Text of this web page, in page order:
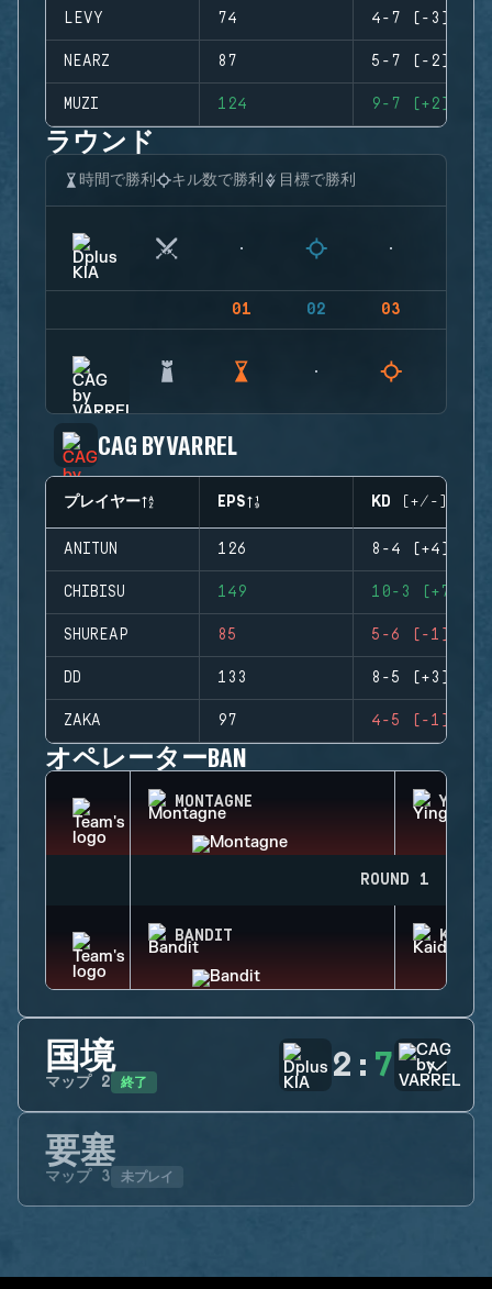
LEVY 74 4-7 (-3)
NEARZ 87 5-7 (-2)
MUZI 124 9-7 (+2)
ラウンド
時間で勝利 キル数で勝利 目標で勝利
01 02 03
CAG BY VARREL
プレイヤー EPS KD (+/-)
ANITUN 126 8-4 (+4)
CHIBISU 149 10-3 (+7)
SHUREAP 85 5-6 (-1)
DD 133 8-5 (+3)
ZAKA 97 4-5 (-1)
オペレーターBAN
MONTAGNE YING
ROUND 1
BANDIT KAID
国境
マップ 2 終了 2 : 7
要塞
マップ 3 未プレイ